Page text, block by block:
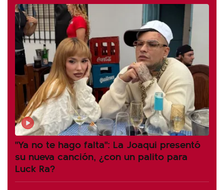
"Ya no te hago falta": La Joaqui presentó
su nueva canción, ¿con un palito para
Luck Ra?